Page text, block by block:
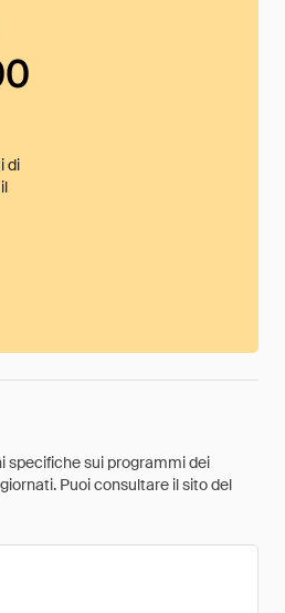
di
specifiche sui programmi dei
Puoi consultare il sito del